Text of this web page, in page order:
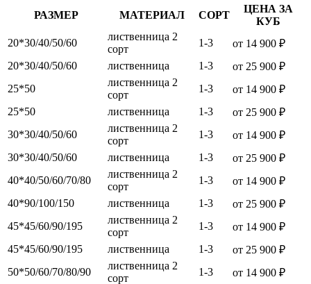
РАЗМЕР МАТЕРИАЛ СОРТ
ЦЕНА ЗА
КУБ
20*30/40/50/60
лиственница 2
сорт
1-3
от 14 900 ₽
20*30/40/50/60
лиственница 1-3
от 25 900 ₽
25*50
лиственница 2
сорт
1-3
от 14 900 ₽
25*50
лиственница 1-3
от 25 900 ₽
30*30/40/50/60
лиственница 2
сорт
1-3
от 14 900 ₽
30*30/40/50/60
лиственница 1-3
от 25 900 ₽
40*40/50/60/70/80
лиственница 2
сорт
1-3
от 14 900 ₽
40*90/100/150
лиственница 1-3
от 25 900 ₽
45*45/60/90/195
лиственница 2
сорт
1-3
от 14 900 ₽
45*45/60/90/195
лиственница 1-3
от 25 900 ₽
50*50/60/70/80/90
лиственница 2
сорт
1-3
от 14 900 ₽